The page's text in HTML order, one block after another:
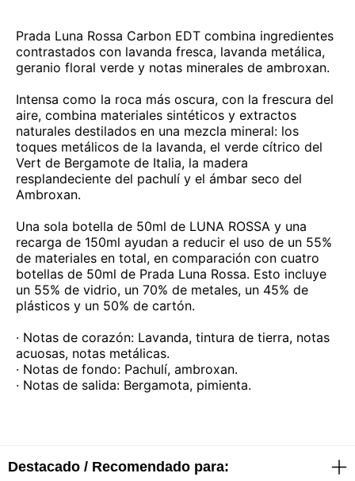
Prada Luna Rossa Carbon EDT combina ingredientes
contrastados con lavanda fresca, lavanda metálica,
geranio floral verde y notas minerales de ambroxan.
Intensa como la roca más oscura, con la frescura del
aire, combina materiales sintéticos y extractos
naturales destilados en una mezcla mineral: los
toques metálicos de la lavanda, el verde cítrico del
Vert de Bergamote de Italia, la madera
resplandeciente del pachulí y el ámbar seco del
Ambroxan.
Una sola botella de 50ml de LUNA ROSSA y una
recarga de 150ml ayudan a reducir el uso de un 55%
de materiales en total, en comparación con cuatro
botellas de 50ml de Prada Luna Rossa. Esto incluye
un 55% de vidrio, un 70% de metales, un 45% de
plásticos y un 50% de cartón.
· Notas de corazón: Lavanda, tintura de tierra, notas
acuosas, notas metálicas.
· Notas de fondo: Pachulí, ambroxan.
· Notas de salida: Bergamota, pimienta.
Destacado / Recomendado para: